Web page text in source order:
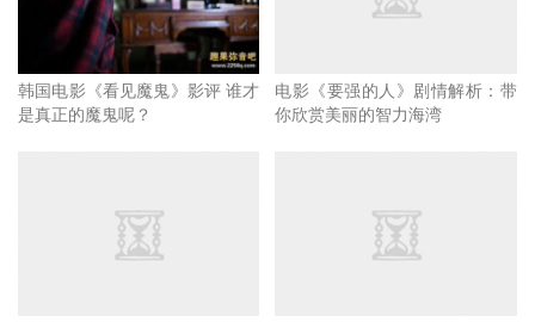
大家应该很疑惑这神秘少女是为什么要这么做，次元君中间
跳了很多，大概来说一下：在神秘少女14岁前也有数码宝
贝“蝴蝶兽”，但随着少女的成长，她渐渐的不需要数码宝贝
造了一个网路空间，这里可以保存每个被选召孩子的记忆，
孩子们的意识也就此被夺取。
韩国电影《看见魔鬼》影评 谁才
是真正的魔鬼呢？
电影《要强的人》剧情解析：带
你欣赏美丽的智力海湾